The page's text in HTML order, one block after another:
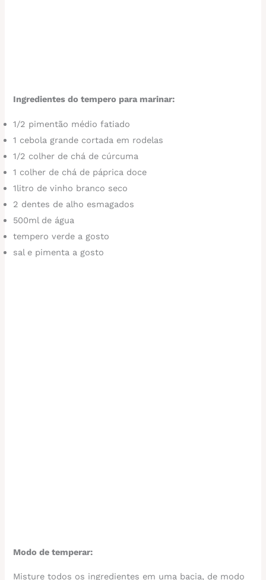
Ingredientes do tempero para marinar:
1/2 pimentão médio fatiado
1 cebola grande cortada em rodelas
1/2 colher de chá de cúrcuma
1 colher de chá de páprica doce
1litro de vinho branco seco
2 dentes de alho esmagados
500ml de água
tempero verde a gosto
sal e pimenta a gosto
Modo de temperar:
Misture todos os ingredientes em uma bacia, de modo